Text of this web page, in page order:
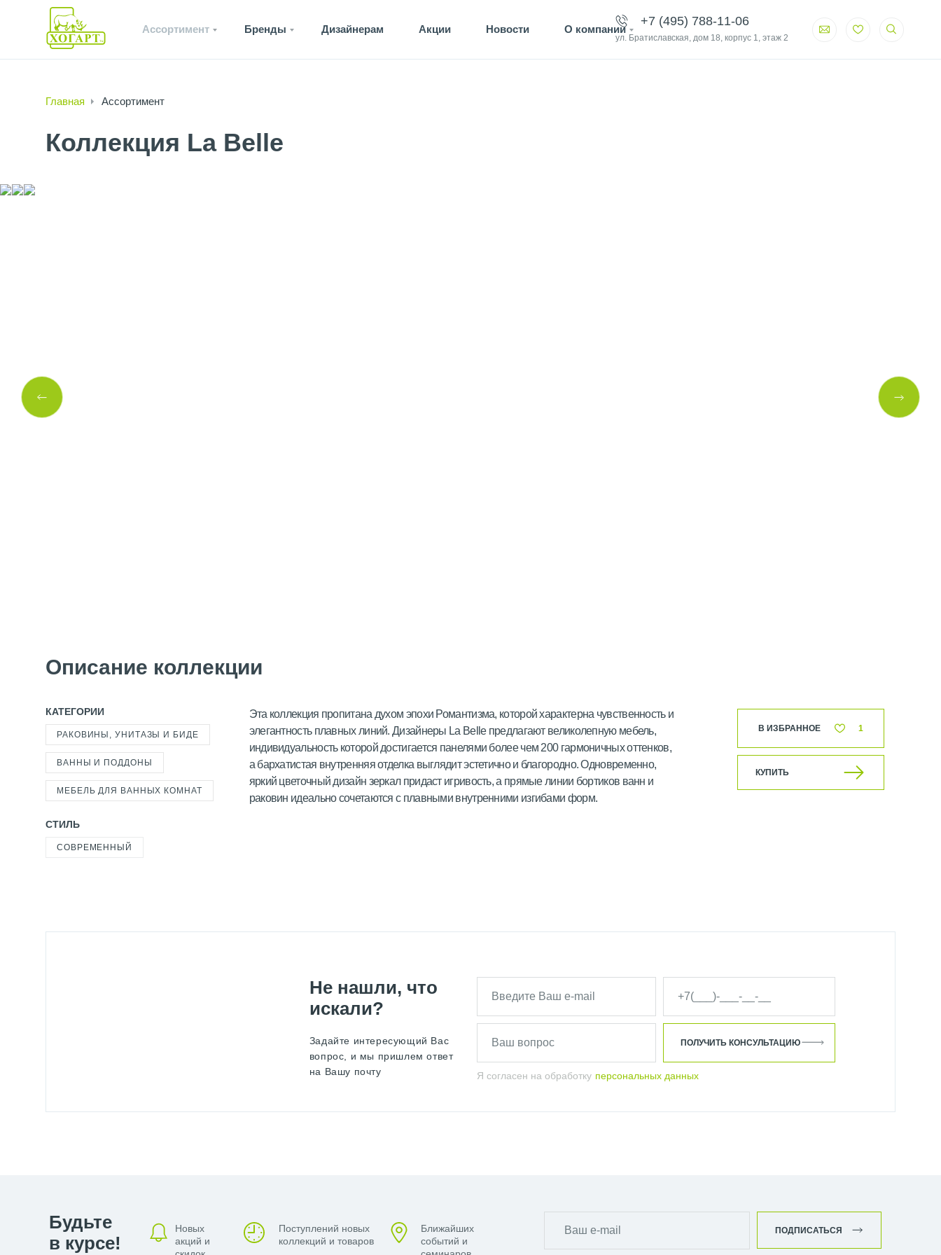
Ассортимент Бренды Дизайнерам Акции Новости О компании
+7 (495) 788-11-06
ул. Братиславская, дом 18, корпус 1, этаж 2
Главная Ассортимент
Коллекция La Belle
Описание коллекции
КАТЕГОРИИ
РАКОВИНЫ, УНИТАЗЫ И БИДЕ
ВАННЫ И ПОДДОНЫ
МЕБЕЛЬ ДЛЯ ВАННЫХ КОМНАТ
СТИЛЬ
СОВРЕМЕННЫЙ
Эта коллекция пропитана духом эпохи Романтизма, которой характерна чувственность и
элегантность плавных линий. Дизайнеры La Belle предлагают великолепную мебель,
индивидуальность которой достигается панелями более чем 200 гармоничных оттенков,
а бархатистая внутренняя отделка выглядит эстетично и благородно. Одновременно,
яркий цветочный дизайн зеркал придаст игривость, а прямые линии бортиков ванн и
раковин идеально сочетаются с плавными внутренними изгибами форм.
В ИЗБРАННОЕ 1
КУПИТЬ
Не нашли, что
искали?
Задайте интересующий Вас
вопрос, и мы пришлем ответ
на Вашу почту
Я согласен на обработку персональных данных
ПОЛУЧИТЬ КОНСУЛЬТАЦИЮ
Будьте
в курсе!
Новых
акций и
Поступлений новых
коллекций и товаров
Ближайших
событий и
ПОДПИСАТЬСЯ